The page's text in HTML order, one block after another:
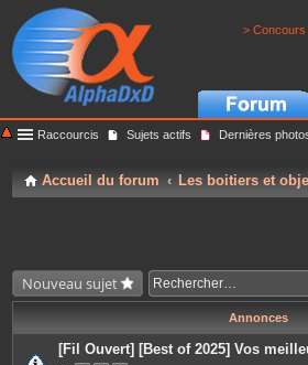
> Concours
Raccourcis Sujets actifs Dernières
Accueil du forum Les boitiers et
Nouveau sujet
Annonces
[Fil Ouvert] [Best of 2025] Vos